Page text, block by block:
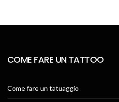
COME FARE UN TATTOO
Come fare un tatuaggio